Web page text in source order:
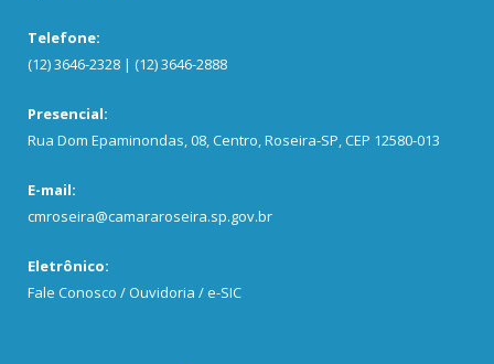
Telefone:
(12) 3646-2328 | (12) 3646-2888
Presencial:
Rua Dom Epaminondas, 08, Centro, Roseira-SP, CEP 12580-013
E-mail:
cmroseira@camararoseira.sp.gov.br
Eletrônico:
Fale Conosco / Ouvidoria / e-SIC